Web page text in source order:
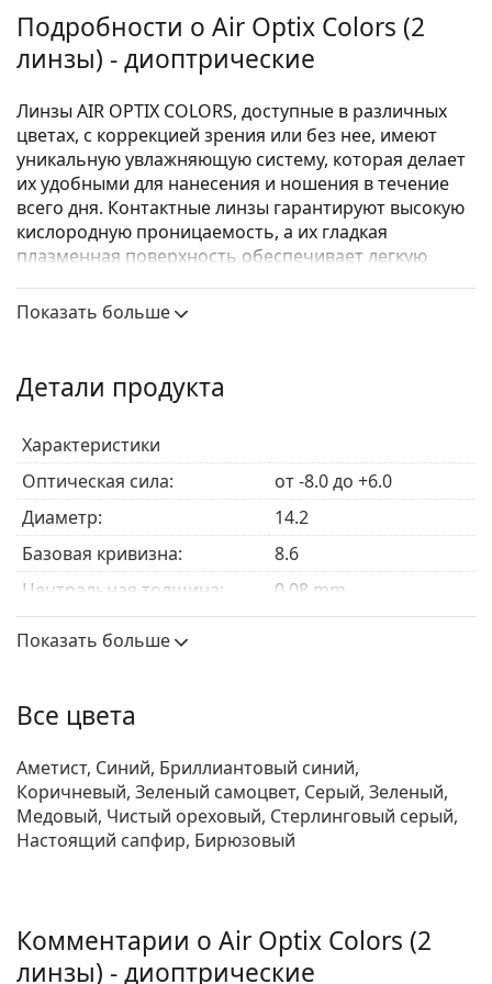
Подробности о Air Optix Colors (2
линзы) - диоптрические
Линзы AIR OPTIX COLORS, доступные в различных
цветах, с коррекцией зрения или без нее, имеют
уникальную увлажняющую систему, которая делает
их удобными для нанесения и ношения в течение
всего дня. Контактные линзы гарантируют высокую
кислородную проницаемость, а их гладкая
плазменная поверхность обеспечивает легкую
Производство контактных линз Air Optix Colors по
Покупатели, купившие эти линзы, также купили
Это медицинское изделие. Перед использованием
прочтите инструкцию.
Яркие цвета, натуральные
цветные контактные
линзыили дикиелинзы для Хэллоуина
какие цветные линзы лучше всего подходят вам!
Показать больше
Детали продукта
Характеристики
Оптическая сила:
от -8.0 до +6.0
Диаметр:
14.2
Базовая кривизна:
8.6
Центральная толщина:
0.08 mm
Модуль упругости:
1.0 MPa
Содержание воды:
Кислородопроницаемость: 138 Dk/t
УФ-фильтр:
Нет
Силикон-гидрогель:
Да
Оттенок для удобства
обращения:
Нет
Показать больше
Все цвета
Аметист, Синий, Бриллиантовый синий,
Коричневый, Зеленый самоцвет, Серый, Зеленый,
Медовый, Чистый ореховый, Стерлинговый серый,
Настоящий сапфир, Бирюзовый
Комментарии о Air Optix Colors (2
линзы) - диоптрические